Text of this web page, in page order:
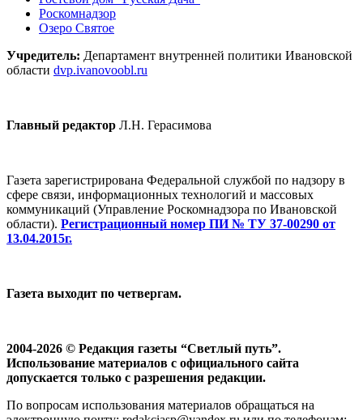
Роскомнадзор
Озеро Святое
Учредитель: Департамент внутренней политики Ивановской
области dvp.ivanovoobl.ru
Главный редактор Л.Н. Герасимова
Газета зарегистрирована Федеральной службой по надзору в
сфере связи, информационных технологий и массовых
коммуникаций (Управление Роскомнадзора по Ивановской
области). Регистрационный номер ПИ № ТУ 37-00290 от
13.04.2015г.
Газета выходит по четвергам.
2004-2026 © Редакция газеты “Светлый путь”.
Использование материалов с официального сайта
допускается только с разрешения редакции.
По вопросам использования материалов обращаться на